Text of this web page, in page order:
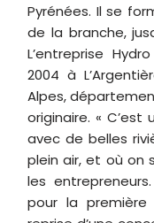
Pyrénées. Il se
de la branche,
L’entreprise
2004 à
Alpes,
originaire. « C’est
avec de belles
plein air, et où on
les
pour la